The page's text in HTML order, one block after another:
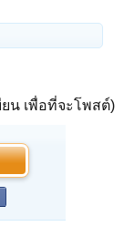
น เพื่อที่จะโพสต์)